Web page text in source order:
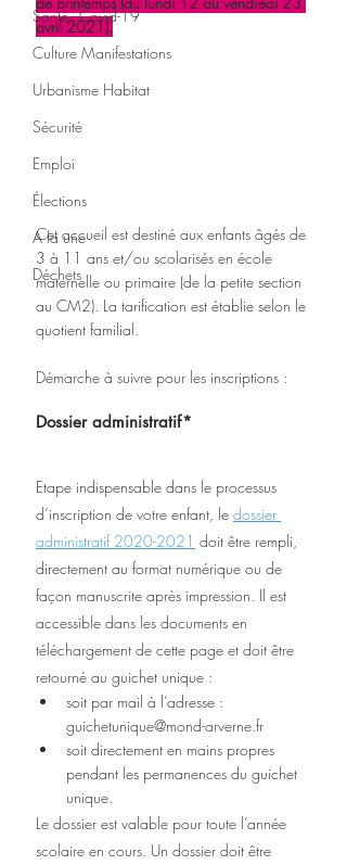
Santé - Covid-19
Culture Manifestations
Urbanisme Habitat
Sécurité
Emploi
Élections
A la une
Déchets
avril 2021).
Cet accueil est destiné aux enfants âgés de
3 à 11 ans et/ou scolarisés en école
maternelle ou primaire (de la petite section
au CM2). La tarification est établie selon le
quotient familial.
Démarche à suivre pour les inscriptions :
Dossier administratif*
Etape indispensable dans le processus
d’inscription de votre enfant, le dossier
administratif 2020-2021 doit être rempli,
directement au format numérique ou de
façon manuscrite après impression. Il est
accessible dans les documents en
téléchargement de cette page et doit être
retourné au guichet unique :
soit par mail à l’adresse :
guichetunique@mond-arverne.fr
soit directement en mains propres
pendant les permanences du guichet
unique.
Le dossier est valable pour toute l’année
scolaire en cours. Un dossier doit être